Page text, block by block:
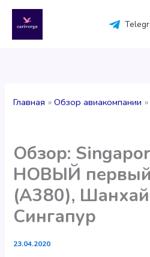
содержимому
Главная Обзор авиакомпании
Обзор:
НОВЫЙ первый
(A380),
Сингапур
23.04.2020